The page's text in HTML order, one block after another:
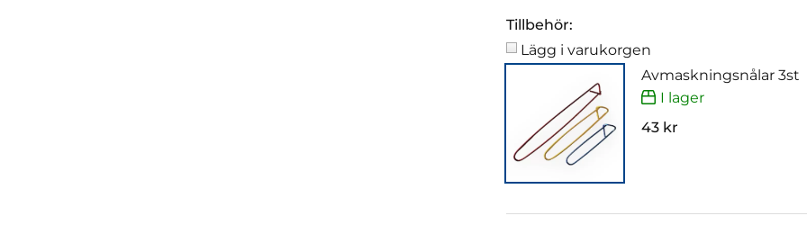
Tillbehör:
Lägg i varukorgen
Avmaskningsnålar 3st
I lager
43 kr